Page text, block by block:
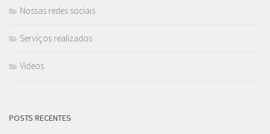
Nossas redes sociais
Serviços realizados
Videos
POSTS RECENTES